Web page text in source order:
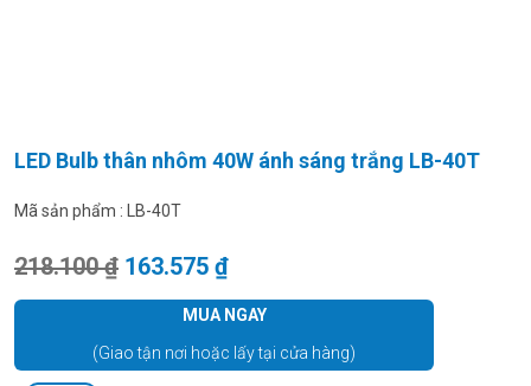
LED Bulb thân nhôm 40W ánh sáng trắng LB-40T
Mã sản phẩm : LB-40T
218.100₫ Giá gốc là: 218.100 ₫.
163.575 ₫Giá hiện tại là: 163.575 ₫.
MUA NGAY
(Giao tận nơi hoặc lấy tại cửa hàng)